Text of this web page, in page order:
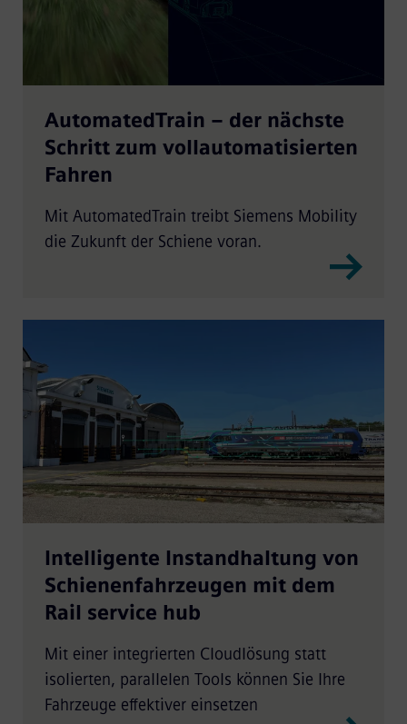
AutomatedTrain – der nächste
Schritt zum vollautomatisierten
Fahren
Mit AutomatedTrain treibt Siemens Mobility
die Zukunft der Schiene voran.
Intelligente Instandhaltung von
Schienenfahrzeugen mit dem
Rail service hub
Mit einer integrierten Cloudlösung statt
isolierten, parallelen Tools können Sie Ihre
Fahrzeuge effektiver einsetzen